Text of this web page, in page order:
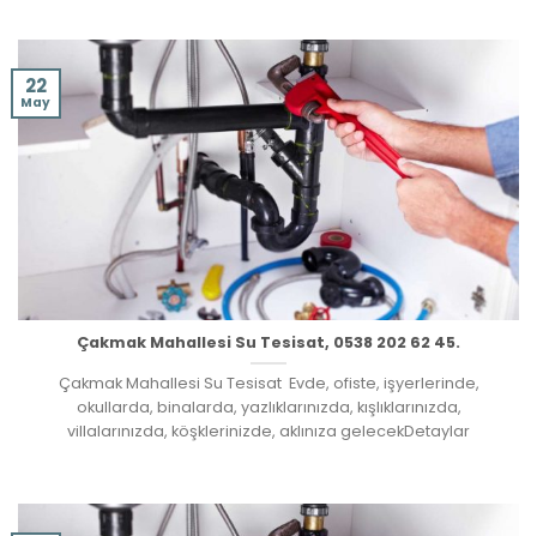
Çakmak Mahallesi Su Tesisat, 0538 202 62 45.
Çakmak Mahallesi Su Tesisat Evde, ofiste, işyerlerinde,
okullarda, binalarda, yazlıklarınızda, kışlıklarınızda,
villalarınızda, köşklerinizde, aklınıza gelecekDetaylar
22
May